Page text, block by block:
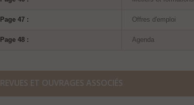
Page 47 : Offres d'emploi
Page 48 : Agenda
REVUES ET OUVRAGES ASSOCIÉS